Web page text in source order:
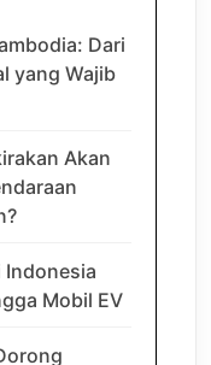
Dari
yang Wajib
Akan
Indonesia
Mobil EV